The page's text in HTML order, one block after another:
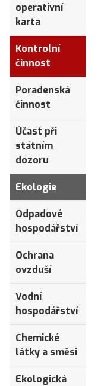
operativní
karta
Kontrolní
činnost
Poradenská
činnost
Účast při
státním
dozoru
Ekologie
Odpadové
hospodářství
Ochrana
ovzduší
Vodní
hospodářství
Chemické
látky a směsi
Ekologická